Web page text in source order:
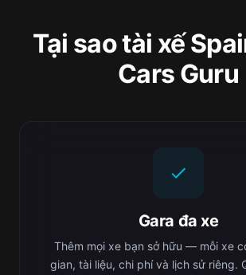
Tại sao tài xế
Cars Guru
Gara đa xe
Thêm mọi xe bạn sở hữu — mỗi xe
gian, tài liệu, chi phí và lịch sử riêng.